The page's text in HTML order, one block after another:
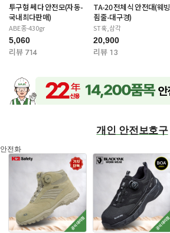
투구형 쎄다 안전모(자동-
국내최다판매)
ABE종-430gr
5,060
리뷰 714
TA-20 전체식 안전대(웨빙
죔줄-대구경)
ST훅,삼각
20,900
리뷰 13
개인 안전보호구
안전화